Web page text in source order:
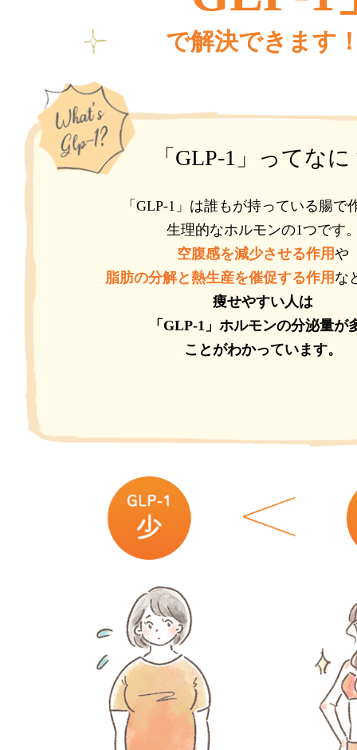
で解決できます
「GLP-1」ってなに
「GLP-1」は誰もが持っている腸で
生理的なホルモンの1つです
空腹感を減少させる作用や
脂肪の分解と熱生産を催促する作用 な
痩せやすい人は
「GLP-1」ホルモンの分泌量が
ことがわかっています。